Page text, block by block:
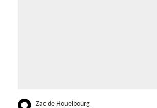
Zac de Houelbourg